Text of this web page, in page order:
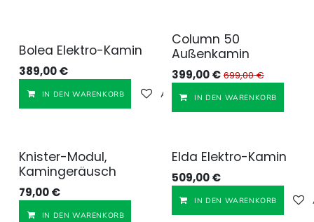
Bolea Elektro-Kamin
389,00€
IN DEN WARENKORB Auf die Wunschliste
Column 50
Außenkamin
399,00€ 699,00€
IN DEN WARENKORB
Knister-Modul,
Kamingeräusch
79,00€
IN DEN WARENKORB Auf die Wunschliste
Elda Elektro-Kamin
509,00€
IN DEN WARENKORB